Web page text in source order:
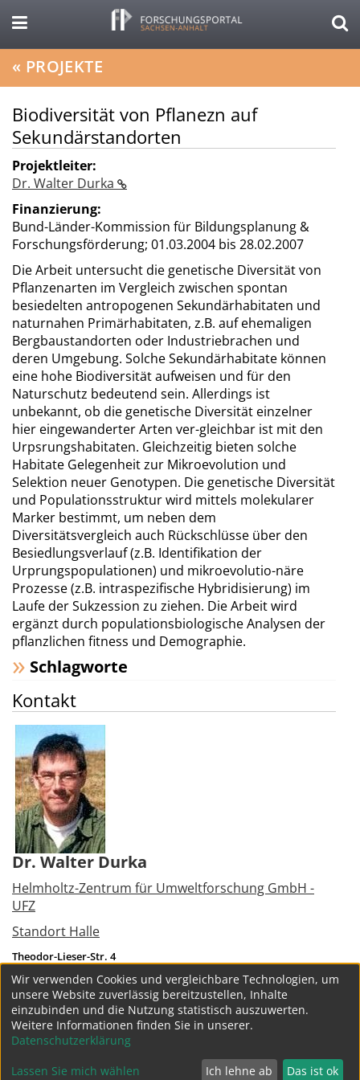
« PROJEKTE
Biodiversität von Pflanezn auf
Sekundärstandorten
Projektleiter:
Dr. Walter Durka
Finanzierung:
Bund-Länder-Kommission für Bildungsplanung &
Forschungsförderung; 01.03.2004 bis 28.02.2007
Die Arbeit untersucht die genetische Diversität von
Pflanzenarten im Vergleich zwischen spontan
besiedelten antropogenen Sekundärhabitaten und
naturnahen Primärhabitaten, z.B. auf ehemaligen
Bergbaustandorten oder Industriebrachen und
deren Umgebung. Solche Sekundärhabitate können
eine hohe Biodiversität aufweisen und für den
Naturschutz bedeutend sein. Allerdings ist
unbekannt, ob die genetische Diversität einzelner
hier eingewanderter Arten ver-gleichbar ist mit den
Urpsrungshabitaten. Gleichzeitig bieten solche
Habitate Gelegenheit zur Mikroevolution und
Selektion neuer Genotypen. Die genetische Diversität
und Populationsstruktur wird mittels molekularer
Marker bestimmt, um neben dem
Diversitätsvergleich auch Rückschlüsse über den
Besiedlungsverlauf (z.B. Identifikation der
Urprungspopulationen) und mikroevolutio-näre
Prozesse (z.B. intraspezifische Hybridisierung) im
Laufe der Sukzession zu ziehen. Die Arbeit wird
ergänzt durch populationsbiologische Analysen der
pflanzlichen fitness und Demographie.
Schlagworte
Kontakt
Dr. Walter Durka
Helmholtz-Zentrum für Umweltforschung GmbH -
UFZ
Standort Halle
Theodor-Lieser-Str. 4
06120
Halle (Saale)
Tel.:
+49 345 5585314
walter.durka@ufz.de
weitere Projekte
Wir verwenden Cookies und vergleichbare Technologien, um
unsere Website zuverlässig bereitzustellen, Inhalte
einzubinden und die Nutzung statistisch auszuwerten.
Weitere Informationen finden Sie in unserer.
Datenschutzerklärung
Lassen Sie mich wählen Ich lehne ab Das ist ok